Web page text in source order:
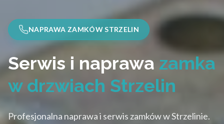
NAPRAWA ZAMKÓW STRZELIN
Serwis i naprawa zamka
w drzwiach Strzelin
Profesjonalna naprawa i serwis zamków w Strzelinie.